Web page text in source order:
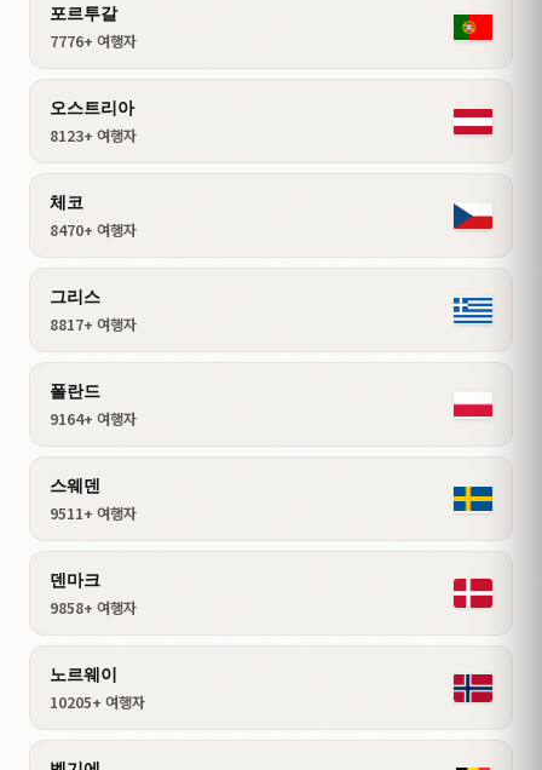
포르투갈
7776+ 여행자
오스트리아
8123+ 여행자
체코
8470+ 여행자
그리스
8817+ 여행자
폴란드
9164+ 여행자
스웨덴
9511+ 여행자
덴마크
9858+ 여행자
노르웨이
10205+ 여행자